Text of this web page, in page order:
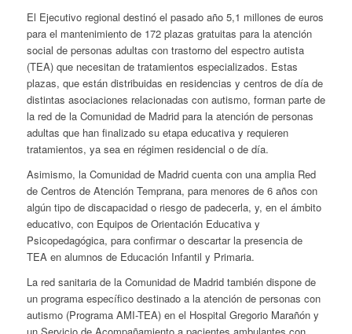
El Ejecutivo regional destinó el pasado año 5,1 millones de euros
para el mantenimiento de 172 plazas gratuitas para la atención
social de personas adultas con trastorno del espectro autista
(TEA) que necesitan de tratamientos especializados. Estas
plazas, que están distribuidas en residencias y centros de día de
distintas asociaciones relacionadas con autismo, forman parte de
la red de la Comunidad de Madrid para la atención de personas
adultas que han finalizado su etapa educativa y requieren
tratamientos, ya sea en régimen residencial o de día.
Asimismo, la Comunidad de Madrid cuenta con una amplia Red
de Centros de Atención Temprana, para menores de 6 años con
algún tipo de discapacidad o riesgo de padecerla, y, en el ámbito
educativo, con Equipos de Orientación Educativa y
Psicopedagógica, para confirmar o descartar la presencia de
TEA en alumnos de Educación Infantil y Primaria.
La red sanitaria de la Comunidad de Madrid también dispone de
un programa específico destinado a la atención de personas con
autismo (Programa AMI-TEA) en el Hospital Gregorio Marañón y